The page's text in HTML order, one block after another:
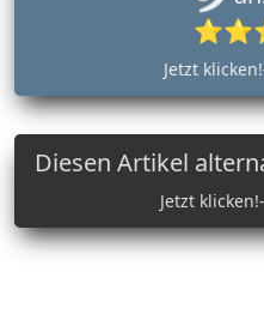
Jetzt
Diesen Artikel
Jetzt